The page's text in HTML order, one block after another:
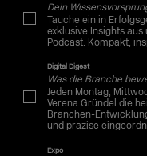
Dein
Tauche ein in
exklusive Insights aus
Podcast. Kompakt,
Digital Digest
Was die Branche
Jeden Montag,
Verena Gründel die
Branchen-
und präzise
Expo